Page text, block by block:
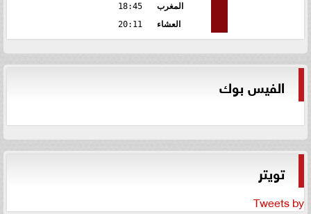
المغرب
18:45
العشاء
20:11
الفيس بوك
تويتر
Tweets by